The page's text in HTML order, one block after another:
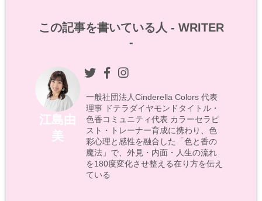
この記事を書いている人 - WRITER
-
江島由
美
一般社団法人Cinderella Colors 代表
理事 ドテラダイヤモンドタイトル・
色香コミュニティ代表 カラーセラピ
スト・トレーナー育成に携わり、色
彩心理と感性を融合した「色と香の
魔法」で、外見・内面・人生の流れ
を180度変化させ整える在り方を伝え
ている